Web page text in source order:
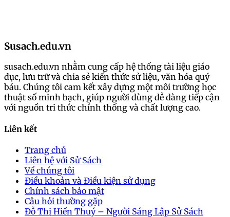
Susach.edu.vn
susach.edu.vn nhằm cung cấp hệ thống tài liệu giáo
dục, lưu trữ và chia sẻ kiến thức sử liệu, văn hóa quý
báu. Chúng tôi cam kết xây dựng một môi trường học
thuật số minh bạch, giúp người dùng dễ dàng tiếp cận
với nguồn tri thức chính thống và chất lượng cao.
Liên kết
Trang chủ
Liên hệ với Sử Sách
Về chúng tôi
Điều khoản và Điều kiện sử dụng
Chính sách bảo mật
Câu hỏi thường gặp
Đỗ Thị Hiền Thuý – Người Sáng Lập Sử Sách